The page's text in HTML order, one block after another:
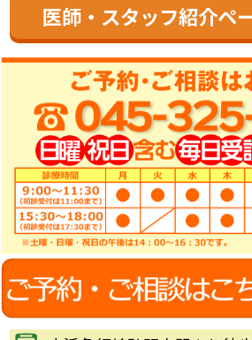
医師・スタッフ紹介ペ